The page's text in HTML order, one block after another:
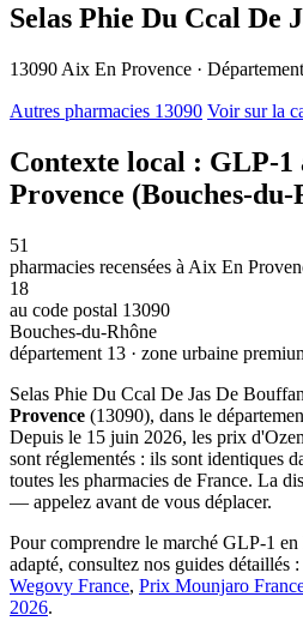
Selas Phie Du Ccal De
13090 Aix En Provence ·
Autres pharmacies 13090 Voir sur la
Contexte local : GLP-1
Provence (Bouches-du-
51
pharmacies recensées à Aix En
18
au code postal 13090
Bouches-du-Rhône
département 13 · zone urbaine
Selas Phie Du Ccal De Jas De
Provence (13090), dans le
Depuis le 15 juin 2026, les prix
sont réglementés : ils sont identiques
toutes les pharmacies de France. La
— appelez avant de vous déplacer.
Pour comprendre le marché GLP-1
adapté, consultez nos guides détaillés :
Wegovy France, Prix Mounjaro
2026.